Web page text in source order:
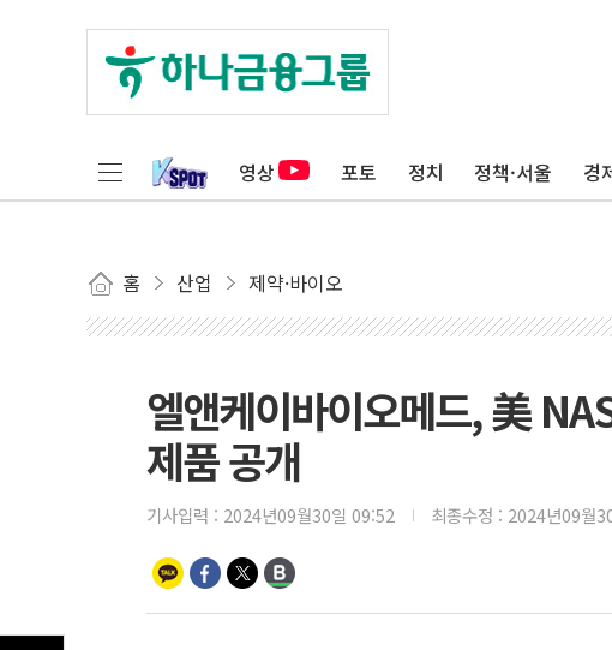
영상 포토 정치 정책·서울 경
홈 산업 제약·바이오
엘앤케이바이오메드, 美
제품 공개
기사입력 : 2024년09월30일 09:52 최종수정 : 2024년09월